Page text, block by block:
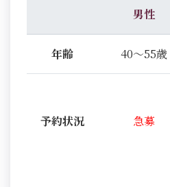
男性
年齢 40～55歳
予約状況 急募